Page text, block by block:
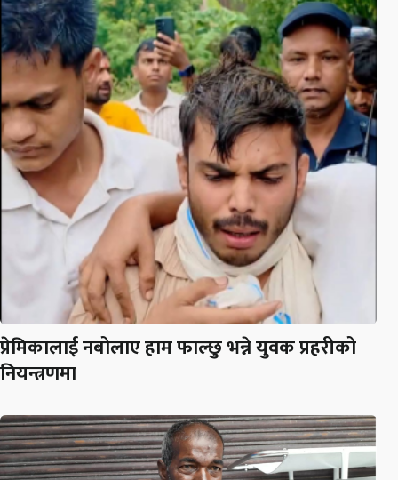
प्रेमिकालाई नबोलाए हाम फाल्छु भन्ने युवक प्रहरीको
नियन्त्रणमा